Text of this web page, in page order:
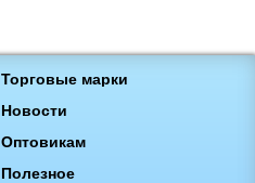
Торговые марки
Новости
Оптовикам
Полезное